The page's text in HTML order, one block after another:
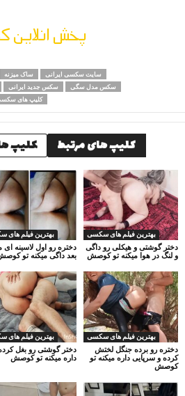
پخش انلاین
ساک میزنه
سایت سکسی ایرانی
سکس جدید ایرانی
سکس مدل سگی
کلیپ های
کلیپ های مرتبط کلیپ
بهترین فیلم های
دختره رو اول لاسینه ای
بعد داگی میکنه تو
بهترین فیلم های سکسی
دختر گوشتی و هیکلی رو داگی
و لنگ در هوا میکنه تو کوصش
بهترین فیلم های
دختر گوشتی رو بغل
داره میکنه تو کوصش
بهترین فیلم های سکسی
دختره رو برده جنگل لختش
کرده و سرپایی داره میکنه تو
کوصش